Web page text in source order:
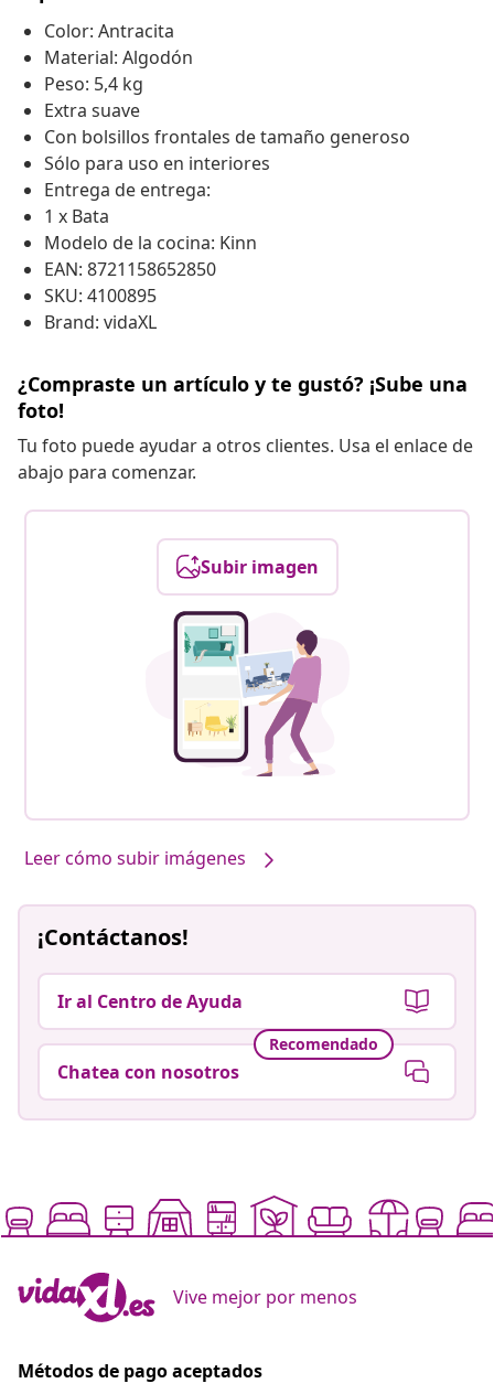
Color: Antracita
Material: Algodón
Peso: 5,4 kg
Extra suave
Con bolsillos frontales de tamaño generoso
Sólo para uso en interiores
Entrega de entrega:
1 x Bata
Modelo de la cocina: Kinn
EAN: 8721158652850
SKU: 4100895
Brand: vidaXL
¿Compraste un artículo y te gustó? ¡Sube una
foto!
Tu foto puede ayudar a otros clientes. Usa el enlace de
abajo para comenzar.
Subir imagen
Leer cómo subir imágenes
¡Contáctanos!
Ir al Centro de Ayuda
Recomendado
Chatea con nosotros
Vive mejor por menos
Métodos de pago aceptados